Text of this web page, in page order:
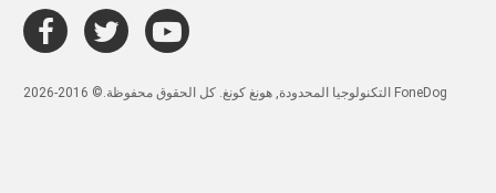
التكنولوجيا المحدودة, هونغ كونغ. كل الحقوق محفوظة.© 2016-2026 FoneDog